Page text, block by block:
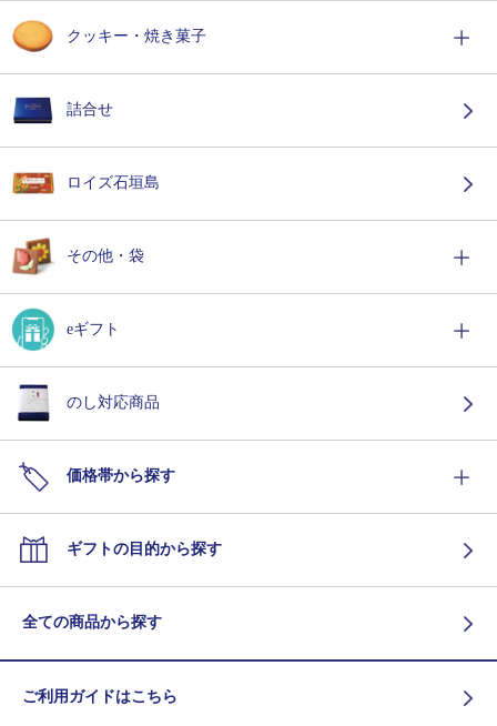
クッキー・焼き菓子
詰合せ
ロイズ石垣島
その他・袋
eギフト
のし対応商品
価格帯から探す
ギフトの目的から探す
全ての商品から探す
ご利用ガイドはこちら